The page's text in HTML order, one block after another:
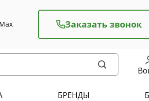
Max Заказать звонок
БРЕНДЫ